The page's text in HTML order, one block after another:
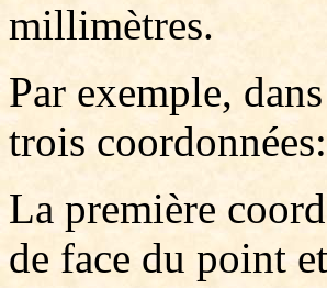
millimètres.
Par exemple,
trois
La première
de face du point